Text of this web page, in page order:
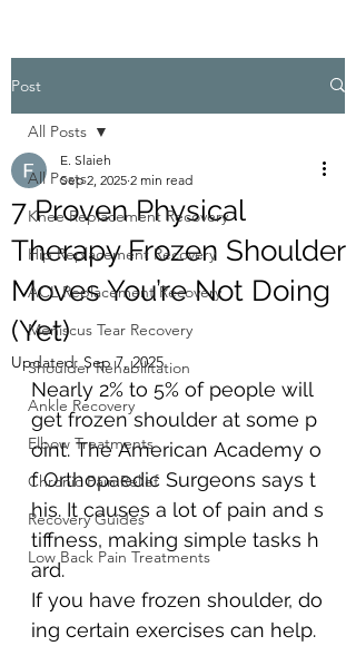
Post
All Posts
Knee Replacement Recovery
Hip Replacement Recovery
ACL Replacement Recovery
Meniscus Tear Recovery
Shoulder Rehabilitation
Ankle Recovery
Elbow Treatments
Chronic Pain Relief
Recovery Guides
Low Back Pain Treatments
All Posts
7 Proven Physical
Therapy Frozen Shoulder
Moves You’re Not Doing
(Yet)
E. Slaieh
Sep 2, 2025 2 min read
Updated:Sep 7, 2025
Nearly 2% to 5% of people will
get frozen shoulder at some p
oint. The American Academy o
f Orthopaedic Surgeons says t
his. It causes a lot of pain and s
tiffness, making simple tasks h
ard.
If you have frozen shoulder, do
ing certain exercises can help.